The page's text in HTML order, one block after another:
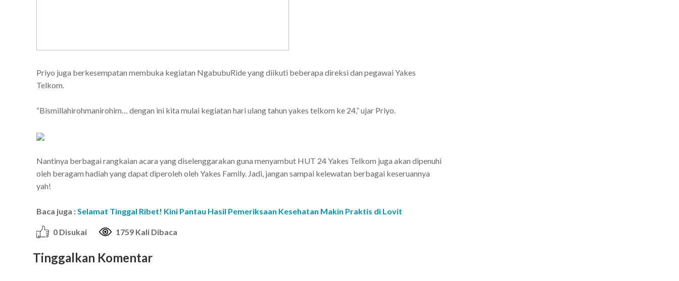
Priyo juga berkesempatan membuka kegiatan NgabubuRide yang diikuti beberapa direksi dan pegawai Yakes
Telkom.
“Bismillahirohmanirohim… dengan ini kita mulai kegiatan hari ulang tahun yakes telkom ke 24,” ujar Priyo.
Nantinya berbagai rangkaian acara yang diselenggarakan guna menyambut HUT 24 Yakes Telkom juga akan dipenuhi
oleh beragam hadiah yang dapat diperoleh oleh Yakes Family. Jadi, jangan sampai kelewatan berbagai keseruannya
yah!
Baca juga : Selamat Tinggal Ribet! Kini Pantau Hasil Pemeriksaan Kesehatan Makin Praktis di Lovit
0 Disukai 1759 Kali Dibaca
Tinggalkan Komentar